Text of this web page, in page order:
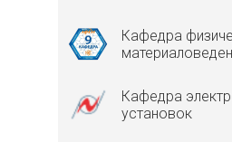
Кафедра
Кафедра
установок